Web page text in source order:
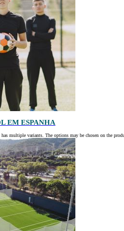
EM ESPANHA
multiple variants. The options may be chosen on the